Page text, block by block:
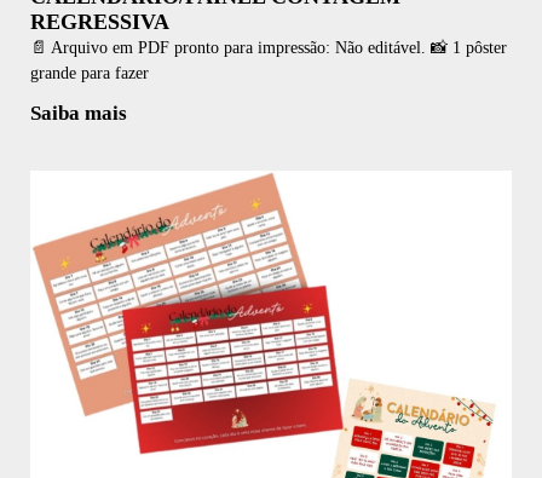
REGRESSIVA
📄 Arquivo em PDF pronto para impressão: Não editável. 📸 1 pôster
grande para fazer
Saiba mais